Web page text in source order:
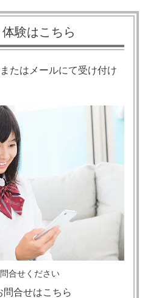
験はこちら
たはメールにて受け付け
合せください
問合せはこちら